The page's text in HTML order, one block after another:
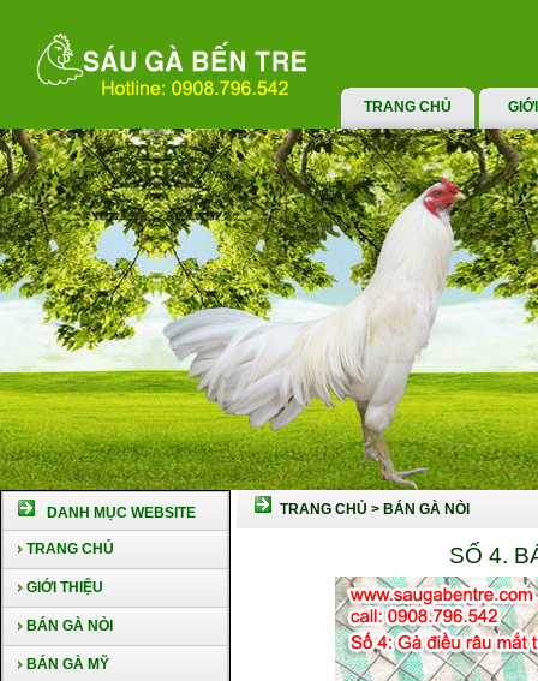
TRANG CHỦ
DANH MỤC WEBSITE
TRANG CHỦ
GIỚI THIỆU
BÁN GÀ NÒI
BÁN GÀ MỸ
TRANG CHỦ > BÁN GÀ NÒI
SỐ 4.